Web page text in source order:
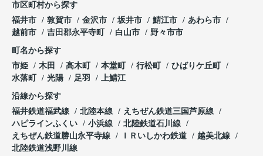
市区町村から探す
福井市
敦賀市 金沢市 坂井市 鯖江市
あわら市
越前市
吉田郡永平寺町 白山市 野々市市
町名から探す
市姫
木田 高木町 本堂町 行松町
ひばりケ丘町
水落町
光陽 足羽 上鯖江
沿線から探す
福井鉄道福武線
北陸本線
えちぜん鉄道三国芦原線
ハピラインふくい
小浜線
北陸鉄道石川線
えちぜん鉄道勝山永平寺線
ＩＲいしかわ鉄道
越美北線
北陸鉄道浅野川線